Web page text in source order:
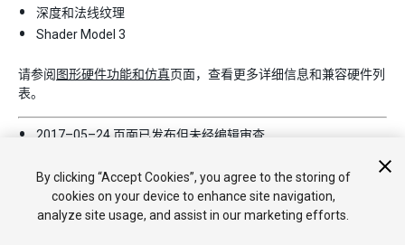
深度和法线纹理
Shader Model 3
请参阅 图形硬件功能和仿真页面，查看更多详细信息和兼容硬件列
表。
2017–05–24 页面已发布但未经编辑审查
By clicking “Accept Cookies”, you agree to the storing of
cookies on your device to enhance site navigation,
analyze site usage, and assist in our marketing efforts.